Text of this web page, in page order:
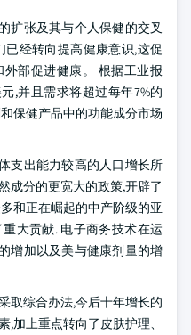
扩张及其与个人保健的交叉
经转向提高健康意识,这促
部促进健康。 根据工业报
,并且需求将超过每年7%的
保健产品中的功能成分市场
支出能力较高的人口增长所
成分的更宽大的政策,开辟了
和正在崛起的中产阶级的亚
大贡献. 电子商务技术在运
增加以及美与健康剂量的增
取综合办法,今后十年增长的
,加上重点转向了皮肤护理、